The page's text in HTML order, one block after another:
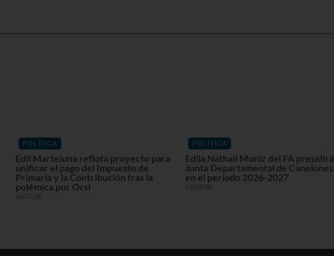
POLÍTICA
Edil Marteluna reflota proyecto para
unificar el pago del Impuesto de
Primaria y la Contribución tras la
polémica por Orsi
16/07/26
POLÍTICA
Edila Nathali Muniz del FA presidirá
Junta Departamental de Canelones
en el período 2026-2027
13/07/26